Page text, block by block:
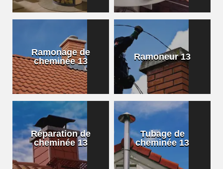
Ramonage de
cheminée 13
Ramoneur 13
Réparation de
cheminée 13
Tubage de
cheminée 13